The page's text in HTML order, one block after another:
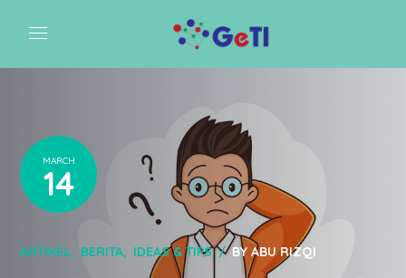
MARCH
14
ARTIKEL BERITA IDEAS & TIPS BYABU RIZQI